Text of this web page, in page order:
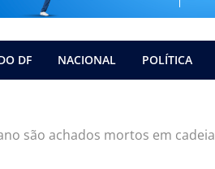
DF NACIONAL POLÍTICA
são achados mortos em cadeia